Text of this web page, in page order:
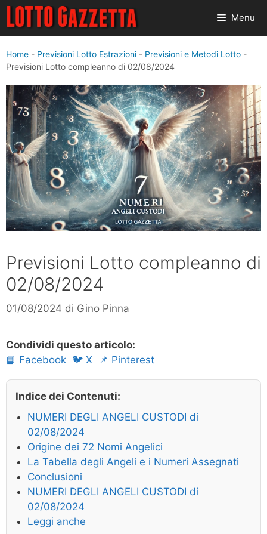
Vai
contenuto
Menu
Home - Previsioni Lotto Estrazioni - Previsioni e Metodi Lotto -
Previsioni Lotto compleanno di 02/08/2024
Previsioni Lotto compleanno di
02/08/2024
01/08/2024 di Gino Pinna
Condividi questo articolo:
📘 Facebook 🐦 X 📌 Pinterest
Indice dei Contenuti:
NUMERI DEGLI ANGELI CUSTODI di
02/08/2024
Origine dei 72 Nomi Angelici
La Tabella degli Angeli e i Numeri Assegnati
Conclusioni
NUMERI DEGLI ANGELI CUSTODI di
02/08/2024
Leggi anche